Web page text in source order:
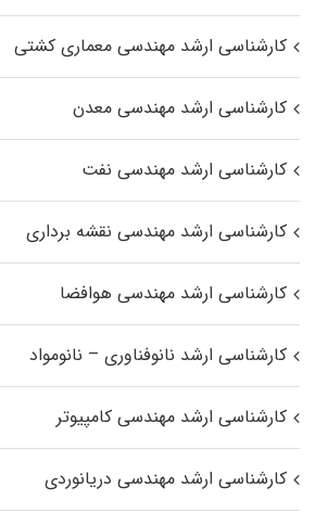
کارشناسی ارشد مهندسی معماری کشتی
کارشناسی ارشد مهندسی معدن
کارشناسی ارشد مهندسی نفت
کارشناسی ارشد مهندسی نقشه برداری
کارشناسی ارشد مهندسی هوافضا
کارشناسی ارشد نانوفناوری – نانومواد
کارشناسی ارشد مهندسی کامپیوتر
کارشناسی ارشد مهندسی دریانوردی